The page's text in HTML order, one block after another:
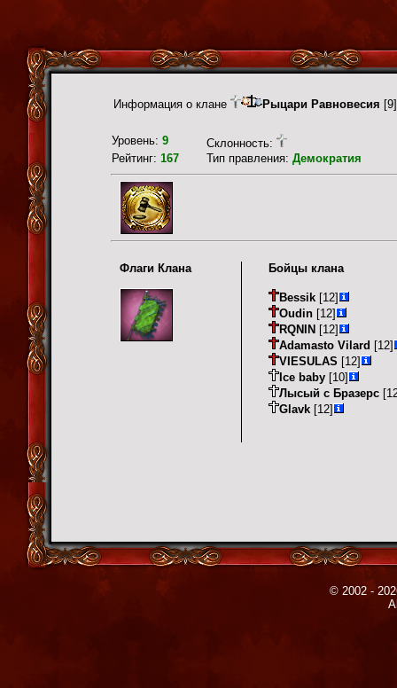
Информация о клане Рыцари Равновесия [9]
Уровень: 9
Склонность:
Рейтинг: 167 Тип правления: Демократия
Флаги Клана Бойцы клана
Bessik [12]
Oudin [12]
RQNIN [12]
Adamasto Vilard [12]
VIESULAS [12]
Ice baby [10]
Лысый с Бразерс
Glavk [12]
© 2002 -